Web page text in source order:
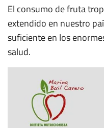
El consumo de fruta
extendido en nuestro
suficiente en los
salud.